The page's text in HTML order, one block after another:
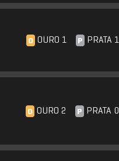
O OURO 1 P PRATA 1
O OURO 2 P PRATA 0